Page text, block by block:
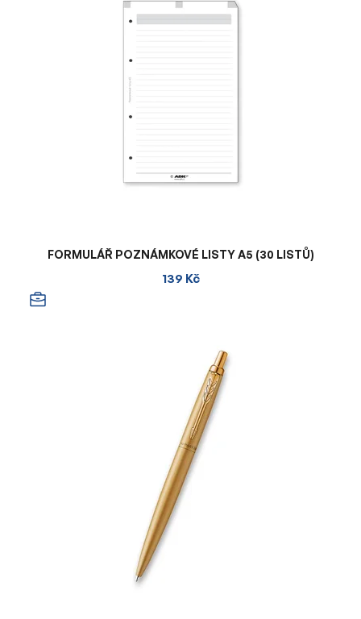
FORMULÁŘ POZNÁMKOVÉ LISTY A5 (30 LISTŮ)
139 Kč